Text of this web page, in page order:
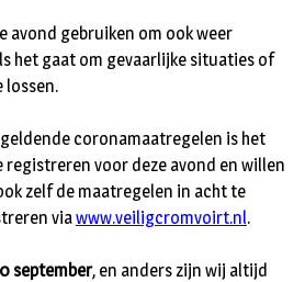
avond gebruiken om ook weer
het gaat om gevaarlijke situaties of
lossen.
coronamaatregelen is het
voor deze avond en willen
zelf de maatregelen in acht te
viawww.veiligcromvoirt.nl.
september, en anders zijn wij altijd